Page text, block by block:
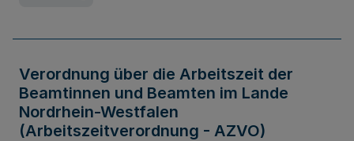
Verordnung über die Arbeitszeit der
Beamtinnen und Beamten im Lande
Nordrhein-Westfalen
(Arbeitszeitverordnung - AZVO)